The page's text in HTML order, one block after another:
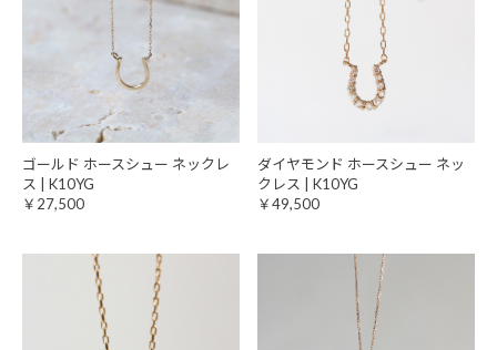
ゴールド ホースシュー ネックレ
ス | K10YG
￥27,500
ダイヤモンド ホースシュー ネッ
クレス | K10YG
￥49,500